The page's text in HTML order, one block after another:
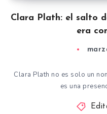
Clara Plath: el salto
era
Clara Plath no es solo un
es una